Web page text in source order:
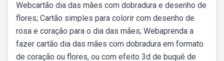
Webcartão dia das mães com dobradura e desenho de
flores; Cartão simples para colorir com desenho de
rosa e coração para o dia das mães; Webaprenda a
fazer cartão dia das mães com dobradura em formato
de coração ou flores, ou com efeito 3d de buquê de